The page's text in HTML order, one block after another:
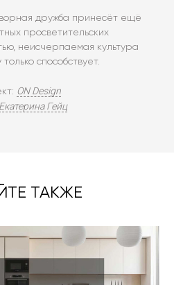
дружба принесёт ещё
просветительских
неисчерпаемая культура
способствует.
ON Design
Екатерина Гейц
ТАКЖЕ